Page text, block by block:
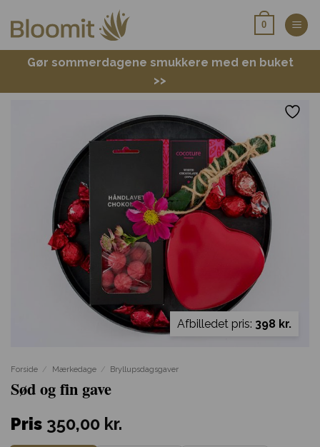
0
Gør sommerdagene smukkere med en buket
>>
Afbilledet pris: 398 kr.
Forside / Mærkedage / Bryllupsdagsgaver
Sød og fin gave
Pris 350,00 kr.